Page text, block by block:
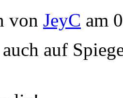
von JeyC am
auf